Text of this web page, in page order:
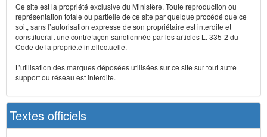
Ce site est la propriété exclusive du Ministère. Toute reproduction ou
représentation totale ou partielle de ce site par quelque procédé que ce
soit, sans l’autorisation expresse de son propriétaire est interdite et
constituerait une contrefaçon sanctionnée par les articles L. 335-2 du
Code de la propriété intellectuelle.
L’utilisation des marques déposées utilisées sur ce site sur tout autre
support ou réseau est interdite.
Textes officiels